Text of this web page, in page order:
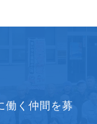
働く仲間を募